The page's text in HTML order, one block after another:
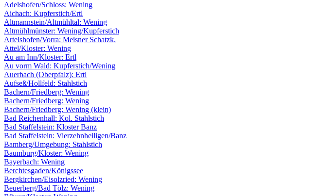
Adelshofen/Schloss: Wening
Aichach: Kupferstich/Ertl
Altmannstein/Altmühltal: Wening
Altmühlmünster: Wening/Kupferstich
Artelshofen/Vorra: Meisner Schatzk.
Attel/Kloster: Wening
Au am Inn/Kloster: Ertl
Au vorm Wald: Kupferstich/Wening
Auerbach (Oberpfalz): Ertl
Aufseß/Hollfeld: Stahlstich
Bachern/Friedberg: Wening
Bachern/Friedberg: Wening
Bachern/Friedberg: Wening (klein)
Bad Reichenhall: Kol. Stahlstich
Bad Staffelstein: Kloster Banz
Bad Staffelstein: Vierzehnheiligen/Banz
Bamberg/Umgebung: Stahlstich
Baumburg/Kloster: Wening
Bayerbach: Wening
Berchtesgaden/Königssee
Bergkirchen/Eisolzried: Wening
Beuerberg/Bad Tölz: Wening